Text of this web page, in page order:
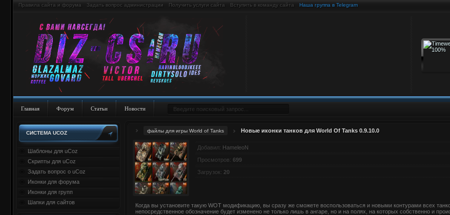
Правила сайта и форума Задать вопрос администрации Получить услуги сайта Вступить в команду сайта Наша группа в Telegram
Главная Форум Статьи Новости
СИСТЕМА UCOZ
Шаблоны для uCoz
Скрипты для uCoz
Задать вопрос о uCoz
Иконки для форума
Иконки для групп
Шапки для сайтов
файлы для игры World of Tanks Новые иконки танков для World Of Tanks 0.9.10.0
Добавил: HameleoN
Просмотров: 699
Загрузок: 20
Когда вы установите такую WOT модификацию, вы сразу же сможете воспользоваться и новыми контурами всех
непосредственное обозначение будет изменено не только лишь в ангаре, но и на полях, на которых собственно и